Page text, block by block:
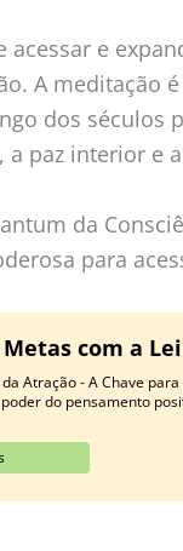
acessar e
A meditação
dos séculos
paz interior e
da
para
com a
Atração - A Chave
do pensamento